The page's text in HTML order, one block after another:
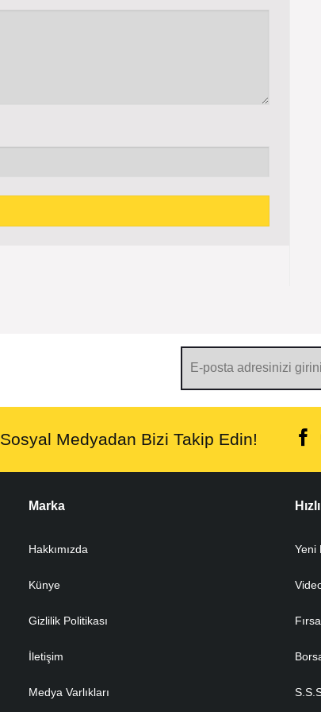
Sosyal Medyadan Bizi Takip Edin!
Marka
Hakkımızda
Künye
Gizlilik Politikası
İletişim
Medya Varlıkları
Yeni